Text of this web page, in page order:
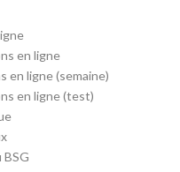
en ligne
en ligne (semaine)
en ligne (test)
BSG